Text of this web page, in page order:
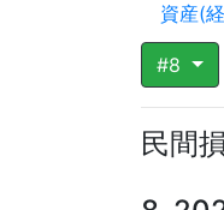
資産(
#8
民間